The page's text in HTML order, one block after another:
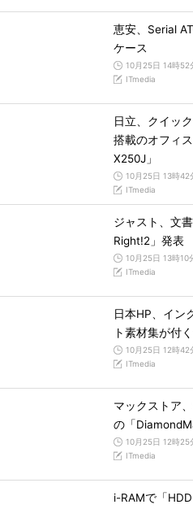
恵安、Serial
ケース
10月25日 14時52
ITmedia
日立、クイッ
搭載のオフィ
X250J」
10月25日 13時42
ITmedia
ジャスト、文
Right!2」発表
10月25日 13時10
ITmedia
日本HP、イン
ト素材集が付
10月25日 12時42
ITmedia
マックストア
の「
10月25日 12時25
ITmedia
i-RAMで「